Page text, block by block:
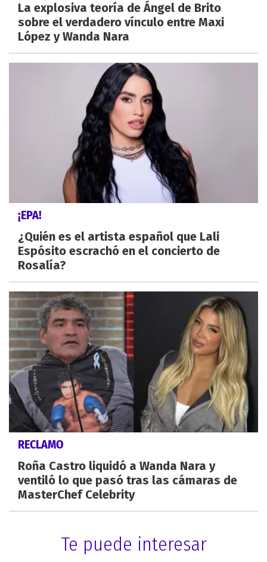
La explosiva teoría de Ángel de Brito
sobre el verdadero vínculo entre Maxi
López y Wanda Nara
¡EPA!
¿Quién es el artista español que Lali
Espósito escrachó en el concierto de
Rosalía?
RECLAMO
Roña Castro liquidó a Wanda Nara y
ventiló lo que pasó tras las cámaras de
MasterChef Celebrity
Te puede interesar